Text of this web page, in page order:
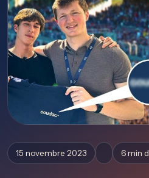
15 novembre 2023 6 min